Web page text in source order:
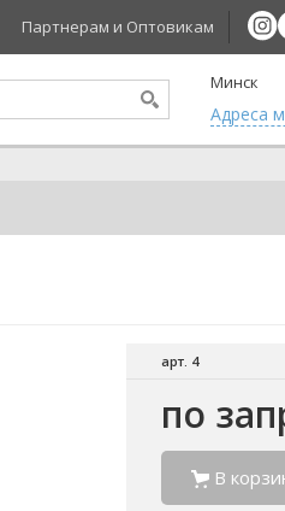
Партнерам и Оптовикам
Минск
Aдреса
арт. 4
по
В